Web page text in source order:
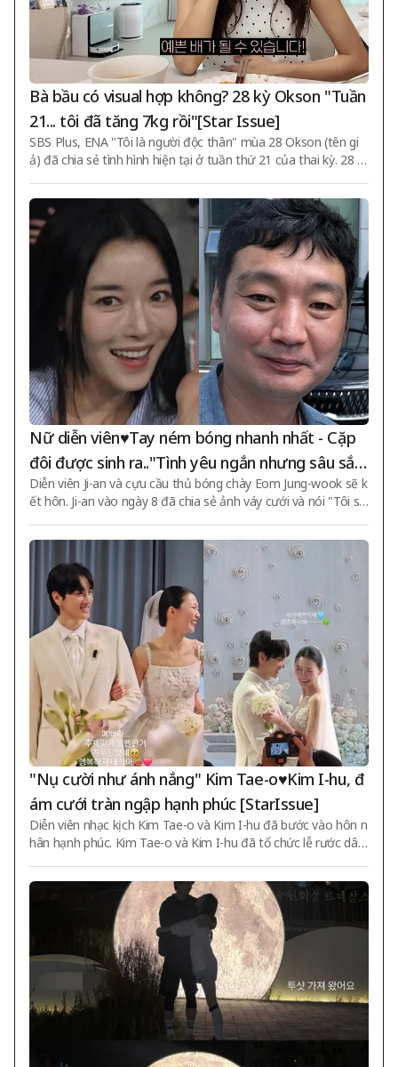
Bà bầu có visual hợp không? 28 kỳ Okson "Tuần
21... tôi đã tăng 7kg rồi"[Star Issue]
SBS Plus, ENA "Tôi là người độc thân" mùa 28 Okson (tên gi
ả) đã chia sẻ tình hình hiện tại ở tuần thứ 21 của thai kỳ. 28 k
nay có vị ngon miệng ep.9 Tuần 21 thai kỳ - Cuộc sống với cơ
n buồn nôn" thông qua YouTube 'Hong A-rim'. Trong video, 28
kỳ Okson nói: "Hiện tại tôi đã bước vào tuần thứ 21. Cơn buồ
n nôn đột ngột xuất hiện nên tôi ăn cơm như điên vậy" và "T
ôi rất mong chờ ngày gặp Yul-dong". Tiếp theo, cô nói: "Gần
như đã đến tuần 21 rồi
Nữ diễn viên♥Tay ném bóng nhanh nhất - Cặp
đôi được sinh ra.."Tình yêu ngắn nhưng sâu sắc,
sẽ ở bên nhau suốt đời"[Star Issue]
Diễn viên Ji-an và cựu cầu thủ bóng chày Eom Jung-wook sẽ k
ết hôn. Ji-an vào ngày 8 đã chia sẻ ảnh váy cưới và nói "Tôi sẽ
chồng" rồi tiết lộ "Kết hôn là điều tôi chưa bao giờ nghĩ đến, v
ới tâm hồn tự do, tôi sẽ kết hôn với cầu thủ Eom Jung-wook -
người đã ném những quả bóng nhanh nhất ở Hàn Quốc thời c
òn thi đấu chuyên nghiệp". Cô tiếp tục nói "Giống như một ngư
ời luôn ném những quả bóng nhanh nhất, anh ấy cũng nhanh
chóng chiếm trọn
"Nụ cười như ánh nắng" Kim Tae-o♥Kim I-hu, đ
ám cưới tràn ngập hạnh phúc [StarIssue]
Diễn viên nhạc kịch Kim Tae-o và Kim I-hu đã bước vào hôn n
hân hạnh phúc. Kim Tae-o và Kim I-hu đã tổ chức lễ rước dâu
đã chia sẻ trực tiếp nhiều video ghi lại cảnh lễ cưới. Những ng
ười quen biết đã đăng tải video và bình luận: "Hai người với nụ
cười như ánh nắng giống nhau, thật vinh dự khi được cùng bư
ớc vào ngày đầu tiên của cặp vợ chồng I-hu. Hãy bay cao I-hu
nhé", "Đẹp lắm. Tôi gần như khóc nhưng cố gắng kìm lại", "Ch
úc mừng kết hôn